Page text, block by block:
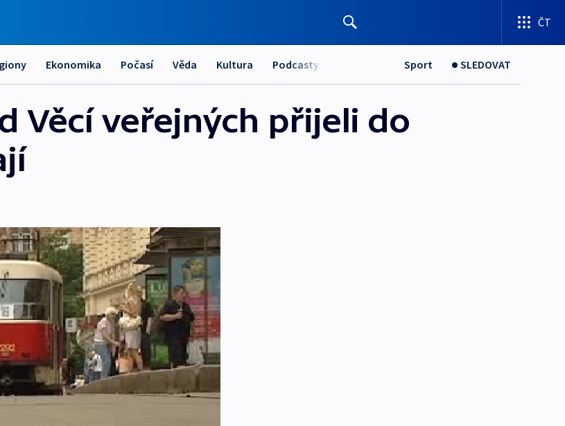
ČT
Ekonomika Počasí Věda Kultura Podcasty Sport SLEDOVAT
Věcí veřejných přijeli do